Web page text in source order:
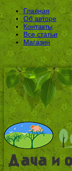
Главная
Об авторе
Контакты
Все статьи
Магазин